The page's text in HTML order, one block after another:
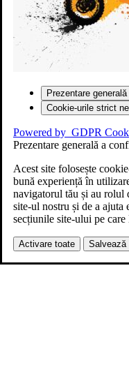
Prezentare
Cookie-urile strict
Powered by GDPR
Prezentare generală a
Acest site folosește
bună experiență în
navigatorul tău și au rolul
site-ul nostru și de a ajuta
secțiunile site-ului pe care
Activare toate Salvează